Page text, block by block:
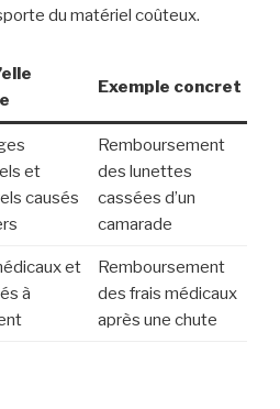
du matériel coûteux.
Exemple concret
et
causés
Remboursement
des lunettes
cassées d’un
camarade
et
à
Remboursement
des frais médicaux
après une chute